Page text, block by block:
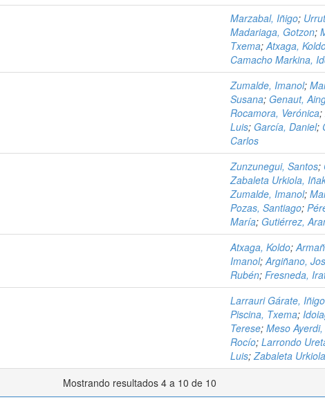
Marzabal, Iñigo;
Madariaga, Gotzon;
Txema;Atxaga,
Camacho Markina,
Zumalde, Imanol;
Susana; Genaut,
Rocamora, Verónica;
Luis; García, Daniel;
Carlos
Zunzunegui, Santos;
Zabaleta Urkiola,
Zumalde, Imanol;
Pozas, Santiago;
María; Gutiérrez,
Atxaga, Koldo;
Imanol;Argiñano,
Rubén; Fresneda,
Larrauri Gárate, Iñigo
Piscina, Txema;
Terese; Meso
Rocío; Larrondo
Luis;Zabaleta
Mostrando resultados 4 a 10 de 10